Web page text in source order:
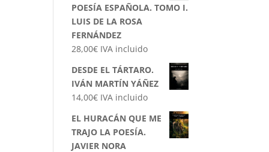
POESÍA ESPAÑOLA. TOMO I.
LUIS DE LA ROSA
FERNÁNDEZ
28,00€ IVA incluido
DESDE EL TÁRTARO.
IVÁN MARTÍN YÁÑEZ
14,00€ IVA incluido
EL HURACÁN QUE ME
TRAJO LA POESÍA.
JAVIER NORA